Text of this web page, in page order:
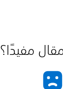
مفيدًا؟